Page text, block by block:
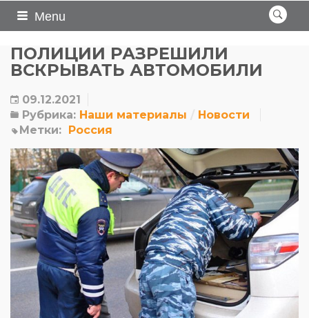
Menu
ПОЛИЦИИ РАЗРЕШИЛИ
ВСКРЫВАТЬ АВТОМОБИЛИ
09.12.2021
Рубрика: Наши материалы
Новости
Метки: Россия